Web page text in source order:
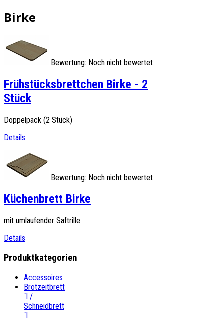
Birke
Bewertung: Noch nicht bewertet
Frühstücksbrettchen Birke - 2
Stück
Doppelpack (2 Stück)
Details
Bewertung: Noch nicht bewertet
Küchenbrett Birke
mit umlaufender Saftrille
Details
Produktkategorien
Accessoires
Brotzeitbrett
´l /
Schneidbrett
´l